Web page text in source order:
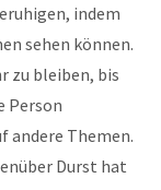
indem
sehen können.
zu bleiben, bis
Person
andere Themen.
Durst hat